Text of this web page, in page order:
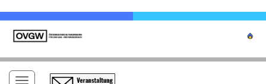
Toggle navigation